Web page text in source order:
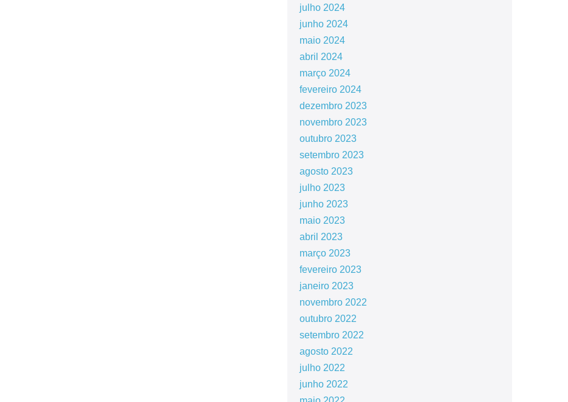
julho 2024
junho 2024
maio 2024
abril 2024
março 2024
fevereiro 2024
dezembro 2023
novembro 2023
outubro 2023
setembro 2023
agosto 2023
julho 2023
junho 2023
maio 2023
abril 2023
março 2023
fevereiro 2023
janeiro 2023
novembro 2022
outubro 2022
setembro 2022
agosto 2022
julho 2022
junho 2022